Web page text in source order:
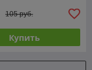
105 руб.
Купить